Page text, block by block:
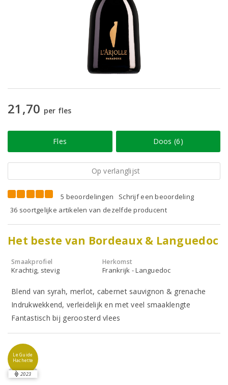
21,70 per fles
Fles Doos (6)
Op verlanglijst
5 beoordelingen
Schrijf een beoordeling
36 soortgelijke artikelen van dezelfde producent
Het beste van Bordeaux & Languedoc
Smaakprofiel
Krachtig, stevig
Herkomst
Frankrijk - Languedoc
Blend van syrah, merlot, cabernet sauvignon & grenache
Indrukwekkend, verleidelijk en met veel smaaklengte
Fantastisch bij geroosterd vlees
Le Guide
Hachette
2023